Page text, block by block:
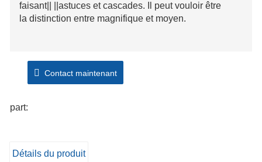
faisant|| ||astuces et cascades. Il peut vouloir être
la distinction entre magnifique et moyen.
Contact maintenant
part:
Détails du produit